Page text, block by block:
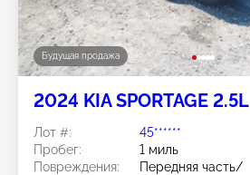
Будущая продажа
2024 KIA SPORTAGE 2.5L
Лот #:
45******
Пробег:
1 миль
Повреждения:
Передняя часть/